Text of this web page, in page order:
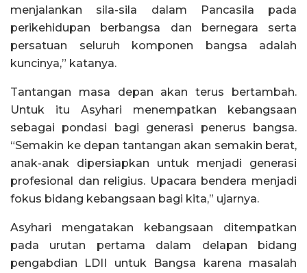
menjalankan sila-sila dalam Pancasila pada
perikehidupan berbangsa dan bernegara serta
persatuan seluruh komponen bangsa adalah
kuncinya,” katanya.
Tantangan masa depan akan terus bertambah.
Untuk itu Asyhari menempatkan kebangsaan
sebagai pondasi bagi generasi penerus bangsa.
“Semakin ke depan tantangan akan semakin berat,
anak-anak dipersiapkan untuk menjadi generasi
profesional dan religius. Upacara bendera menjadi
fokus bidang kebangsaan bagi kita,” ujarnya.
Asyhari mengatakan kebangsaan ditempatkan
pada urutan pertama dalam delapan bidang
pengabdian LDII untuk Bangsa karena masalah